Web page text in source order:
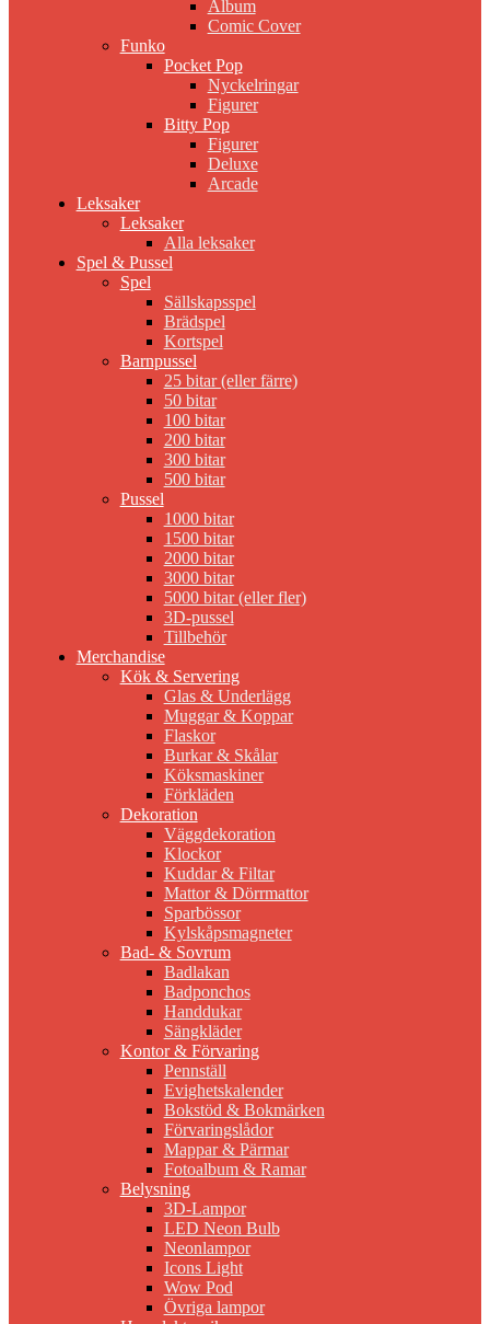
Album
Comic Cover
Funko
Pocket Pop
Nyckelringar
Figurer
Bitty Pop
Figurer
Deluxe
Arcade
Leksaker
Leksaker
Alla leksaker
Spel & Pussel
Spel
Sällskapsspel
Brädspel
Kortspel
Barnpussel
25 bitar (eller färre)
50 bitar
100 bitar
200 bitar
300 bitar
500 bitar
Pussel
1000 bitar
1500 bitar
2000 bitar
3000 bitar
5000 bitar (eller fler)
3D-pussel
Tillbehör
Merchandise
Kök & Servering
Glas & Underlägg
Muggar & Koppar
Flaskor
Burkar & Skålar
Köksmaskiner
Förkläden
Dekoration
Väggdekoration
Klockor
Kuddar & Filtar
Mattor & Dörrmattor
Sparbössor
Kylskåpsmagneter
Bad- & Sovrum
Badlakan
Badponchos
Handdukar
Sängkläder
Kontor & Förvaring
Pennställ
Evighetskalender
Bokstöd & Bokmärken
Förvaringslådor
Mappar & Pärmar
Fotoalbum & Ramar
Belysning
3D-Lampor
LED Neon Bulb
Neonlampor
Icons Light
Wow Pod
Övriga lampor